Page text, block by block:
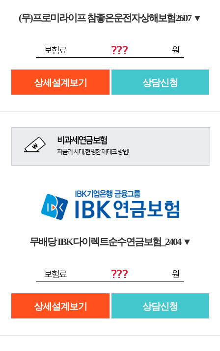
(무)프로미라이프 참좋은운전자상해보험2607 ▼
보험료 ??? 원
상세설계보기 상담신청
비과세연금보험
저금리 시대, 현명한 재테크 방법!
무배당 IBK다이렉트순수연금보험_2404 ▼
보험료 ??? 원
상세설계보기 상담신청